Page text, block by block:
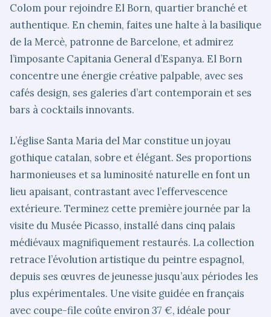
Colom pour rejoindre El Born, quartier branché et
authentique. En chemin, faites une halte à la basilique
de la Mercè, patronne de Barcelone, et admirez
l’imposante Capitania General d’Espanya. El Born
concentre une énergie créative palpable, avec ses
cafés design, ses galeries d’art contemporain et ses
bars à cocktails innovants.
L’église Santa Maria del Mar constitue un joyau
gothique catalan, sobre et élégant. Ses proportions
harmonieuses et sa luminosité naturelle en font un
lieu apaisant, contrastant avec l’effervescence
extérieure. Terminez cette première journée par la
visite du Musée Picasso, installé dans cinq palais
médiévaux magnifiquement restaurés. La collection
retrace l’évolution artistique du peintre espagnol,
depuis ses œuvres de jeunesse jusqu’aux périodes les
plus expérimentales. Une visite guidée en français
avec coupe-file coûte environ 37 €, idéale pour